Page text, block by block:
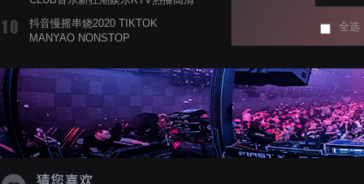
抖音慢摇串烧2020 TIKTOK
MANYAO NONSTOP
蝉爸爸妈妈爱存在夏天的风是想你的
声音啊
全选